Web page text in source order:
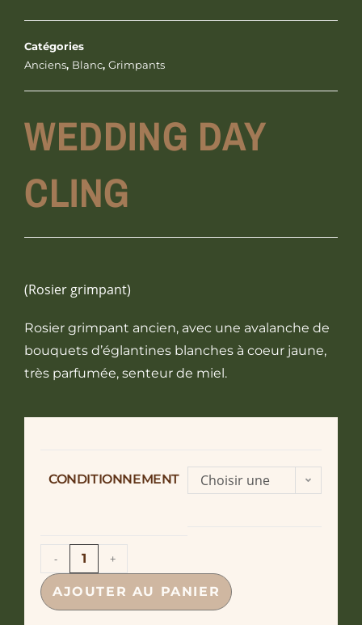
Catégories
Anciens, Blanc, Grimpants
WEDDING DAY
CLING
(Rosier grimpant)
Rosier grimpant ancien, avec une avalanche de
bouquets d’églantines blanches à coeur jaune,
très parfumée, senteur de miel.
CONDITIONNEMENT
Choisir une
- +
AJOUTER AU PANIER